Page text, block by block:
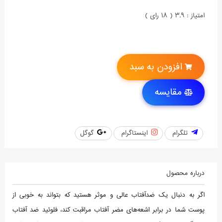
امتیاز : 3.9 ( 18 رای )
افزودن به سبد
مقایسه
تلگرام اینستاگرام گوگل
درباره محصول
اگر به دنبال یک ضدآفتاب عالی و موثر هستید که بتواند به خوبی از
پوست شما در برابر اشعه‌های مضر آفتاب مراقبت کند، فلوئید ضد آفتاب